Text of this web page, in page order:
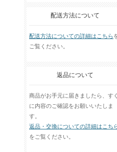
配送方法について
配送方法についての詳細はこちら
ご覧ください。
返品について
商品がお手元に届きましたら、す
に内容のご確認をお願いいたしま
す。
返品・交換についての詳細はこち
をご覧ください。